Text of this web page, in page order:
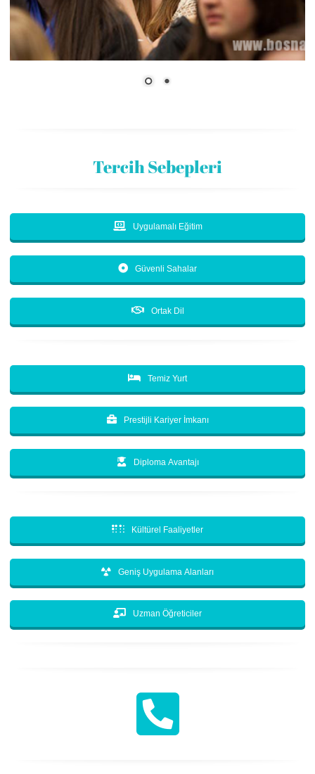
Tercih Sebepleri
Uygulamalı Eğitim
Güvenli Sahalar
Ortak Dil
Temiz Yurt
Prestijli Kariyer İmkanı
Diploma Avantajı
Kültürel Faaliyetler
Geniş Uygulama Alanları
Uzman Öğreticiler